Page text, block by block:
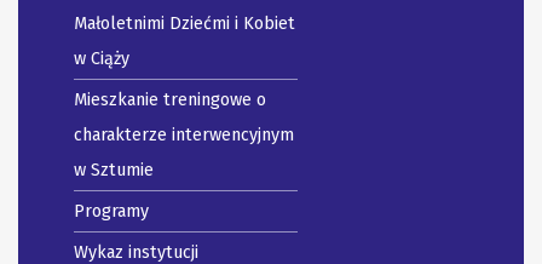
Małoletnimi Dziećmi i Kobiet
w Ciąży
Mieszkanie treningowe o
charakterze interwencyjnym
w Sztumie
Programy
Wykaz instytucji